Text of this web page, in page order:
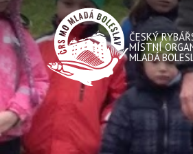
ČESKÝ
MÍSTNÍ
MLADÁ